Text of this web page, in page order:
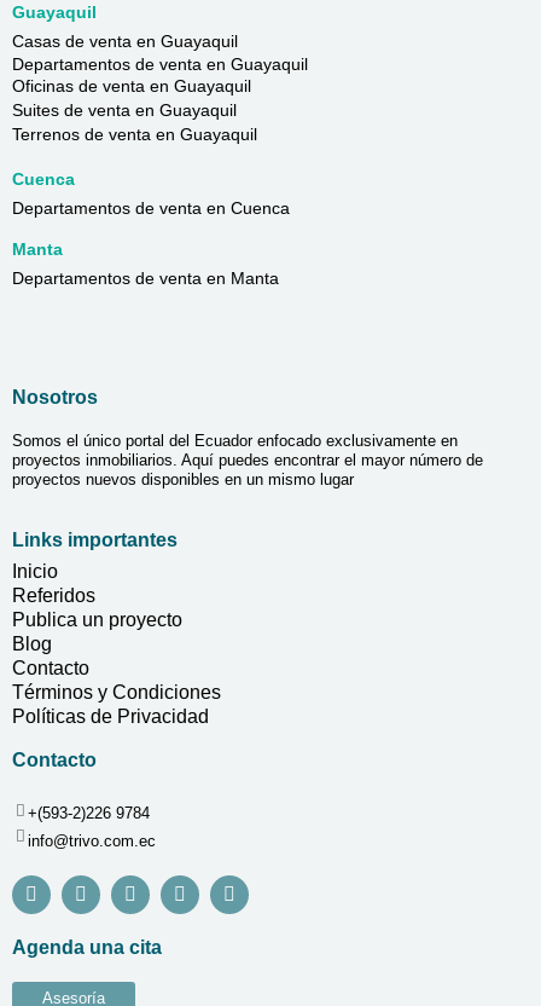
Guayaquil
Casas de venta en Guayaquil
Departamentos de venta en Guayaquil
Oficinas de venta en Guayaquil
Suites de venta en Guayaquil
Terrenos de venta en Guayaquil
Cuenca
Departamentos de venta en Cuenca
Manta
Departamentos de venta en Manta
Nosotros
Somos el único portal del Ecuador enfocado exclusivamente en
proyectos inmobiliarios. Aquí puedes encontrar el mayor número de
proyectos nuevos disponibles en un mismo lugar
Links importantes
Inicio
Referidos
Publica un proyecto
Blog
Contacto
Términos y Condiciones
Políticas de Privacidad
Contacto
+(593-2)226 9784
info@trivo.com.ec
Agenda una cita
Asesoría